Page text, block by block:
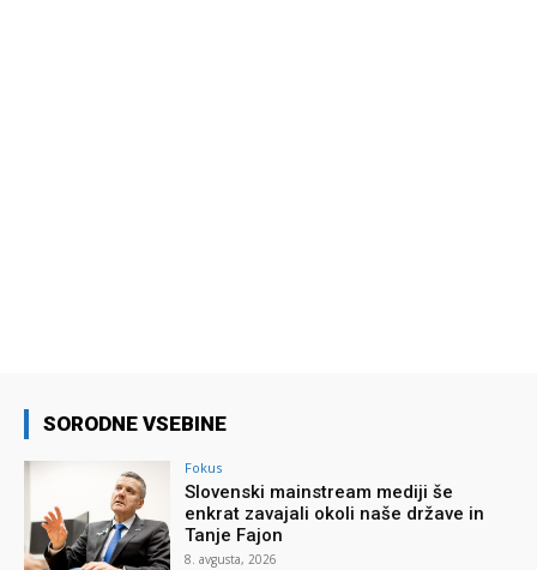
SORODNE VSEBINE
Fokus
Slovenski mainstream mediji še
enkrat zavajali okoli naše države in
Tanje Fajon
8. avgusta, 2026